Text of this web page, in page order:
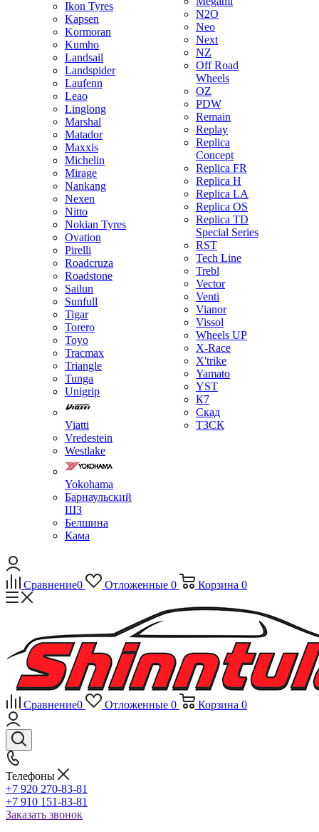
Ikon Tyres
Kapsen
Kormoran
Kumho
Landsail
Landspider
Laufenn
Leao
Linglong
Marshal
Matador
Maxxis
Michelin
Mirage
Nankang
Nexen
Nitto
Nokian Tyres
Ovation
Pirelli
Roadcruza
Roadstone
Sailun
Sunfull
Tigar
Torero
Toyo
Tracmax
Triangle
Tunga
Unigrip
Viatti
Vredestein
Westlake
Yokohama
Барнаульский
ШЗ
Белшина
Кама
N2O
Neo
Next
NZ
Off Road
Wheels
OZ
PDW
Remain
Replay
Replica
Concept
Replica FR
Replica H
Replica LA
Replica OS
Replica TD
Special Series
RST
Tech Line
Trebl
Vector
Venti
Vianor
Vissol
Wheels UP
X-Race
X'trike
Yamato
YST
К7
Скад
ТЗСК
Сравнение0 Отложенные 0 Корзина 0
Сравнение0 Отложенные 0 Корзина 0
Телефоны
+7 920 270-83-81
+7 910 151-83-81
Заказать звонок